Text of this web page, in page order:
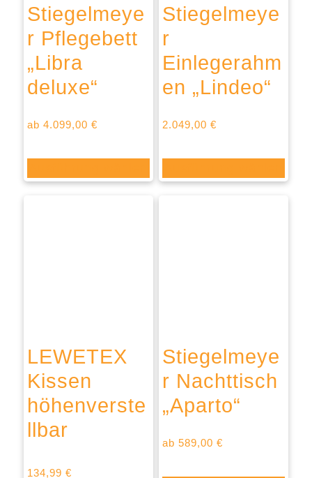
Stiegelmeye
r Pflegebett
„Libra
deluxe“
ab 4.099,00 €
Stiegelmeye
r
Einlegerahm
en „Lindeo“
2.049,00 €
LEWETEX
Kissen
höhenverste
llbar
Bewertet
134,99 €
Stiegelmeye
r Nachttisch
„Aparto“
ab 589,00 €